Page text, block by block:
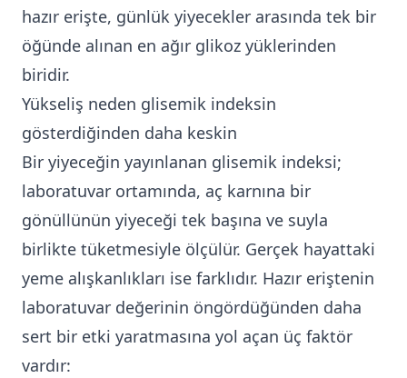
hazır erişte, günlük yiyecekler arasında tek bir
öğünde alınan en ağır glikoz yüklerinden
biridir.
Yükseliş neden glisemik indeksin
gösterdiğinden daha keskin
Bir yiyeceğin yayınlanan glisemik indeksi;
laboratuvar ortamında, aç karnına bir
gönüllünün yiyeceği tek başına ve suyla
birlikte tüketmesiyle ölçülür. Gerçek hayattaki
yeme alışkanlıkları ise farklıdır. Hazır eriştenin
laboratuvar değerinin öngördüğünden daha
sert bir etki yaratmasına yol açan üç faktör
vardır: